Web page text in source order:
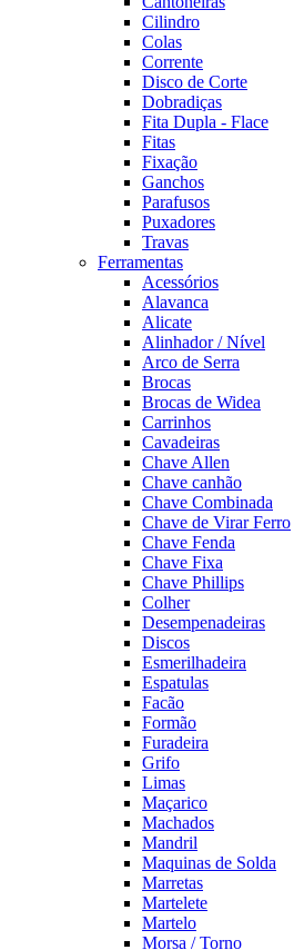
Cilindro
Colas
Corrente
Disco de Corte
Dobradiças
Fita Dupla - Flace
Fitas
Fixação
Ganchos
Parafusos
Puxadores
Travas
Ferramentas
Acessórios
Alavanca
Alicate
Alinhador / Nível
Arco de Serra
Brocas
Brocas de Widea
Carrinhos
Cavadeiras
Chave Allen
Chave canhão
Chave Combinada
Chave de Virar Ferro
Chave Fenda
Chave Fixa
Chave Phillips
Colher
Desempenadeiras
Discos
Esmerilhadeira
Espatulas
Facão
Formão
Furadeira
Grifo
Limas
Maçarico
Machados
Mandril
Maquinas de Solda
Marretas
Martelete
Martelo
Morsa / Torno